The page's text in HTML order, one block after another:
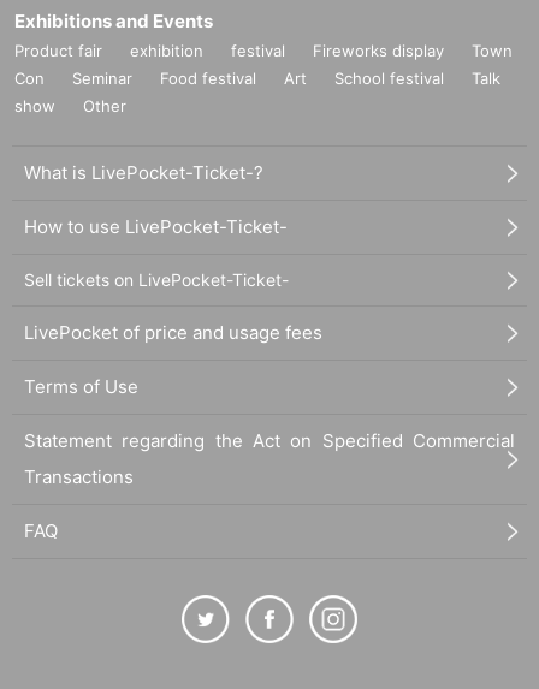
Exhibitions and Events
Product fair exhibition festival Fireworks display
Town
Con
Seminar Food festival Art School festival
Talk
show
Other
What is LivePocket-Ticket-?
How to use LivePocket-Ticket-
Sell tickets on LivePocket-Ticket-
LivePocket of price and usage fees
Terms of Use
Statement regarding the Act on Specified Commercial
Transactions
FAQ